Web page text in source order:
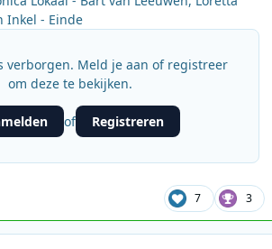
Inkel - Einde
verborgen. Meld je aan of registreer
om deze te bekijken.
of Registreren
7 3